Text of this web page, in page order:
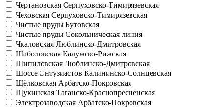
Чертановская Серпуховско-Тимирязевская
Чеховская Серпуховско-Тимирязевская
Чистые пруды Бутовская
Чистые пруды Сокольническая линия
Чкаловская Люблинско-Дмитровская
Шаболовская Калужско-Рижская
Шипиловская Люблинско-Дмитровская
Шоссе Энтузиастов Калининско-Солнцевская
Щёлковская Арбатско-Покровская
Щукинская Таганско-Краснопресненская
Электрозаводская Арбатско-Покровская